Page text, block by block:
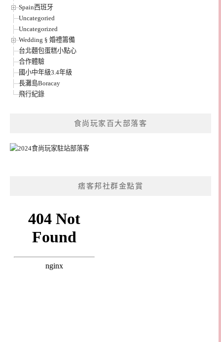
Spain西班牙
Uncategoried
Uncategorized
Wedding § 婚禮籌備
台北麵包蛋糕小點心
合作體驗
國小中年級3.4年級
長灘島Boracay
飛行紀錄
食尚玩家百大部落客
痞客邦社群金點賞